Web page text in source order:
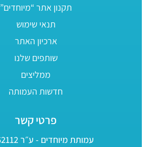
תקנון אתר “מיוחדים”
תנאי שימוש
ארכיון האתר
שותפים שלנו
ממליצים
חדשות העמותה
פרטי קשר
עמותת מיוחדים - ע״ר 580662112